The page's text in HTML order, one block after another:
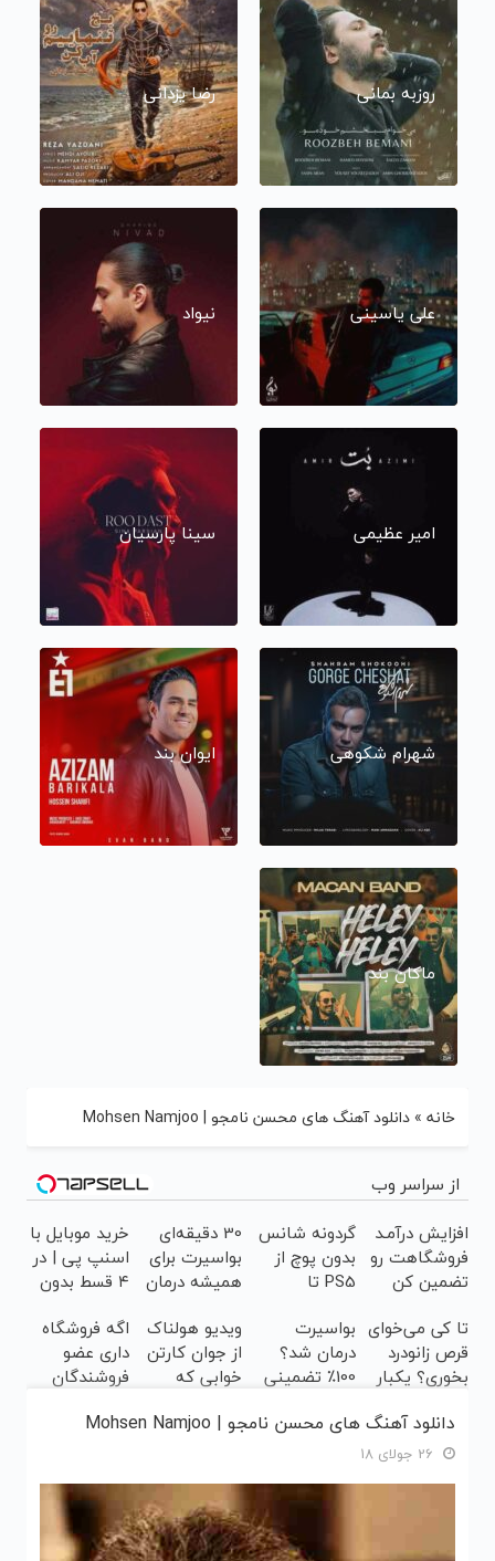
روزبه بمانی رضا یزدانی
علی یاسینی نیواد
امیر عظیمی سینا پارسیان
شهرام شکوهی ایوان بند
ماکان بند
خانه » دانلود آهنگ های محسن نامجو | Mohsen Namjoo
از سراسر وب
افزایش درآمـد
فروشگاهت رو
تضمین کن
گردونه شانس
بدون پوچ از
PS5 تا
بیت کوین 🔥
30 دقیقه‌ای
بواسیرت برای
همیشه درمان
خرید موبایل با
اسنپ پی | در
۴ قسط بدون
تا کی می‌خوای
قرص زانودرد
بخوری؟ یکبار
درمانش کن
بواسیرت
درمان شد؟
100٪ تضمینی
بازگشت
ویدیو هولناک
از جوان کارتن
خوابی که
آموزش رایگان
اگه فروشگاه
داری عضو
فروشندگان
فروش رو بالا
دانلود آهنگ های محسن نامجو | Mohsen Namjoo